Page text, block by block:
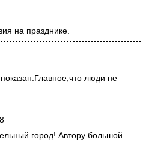
на празднике.
люди не
город! Автору большой